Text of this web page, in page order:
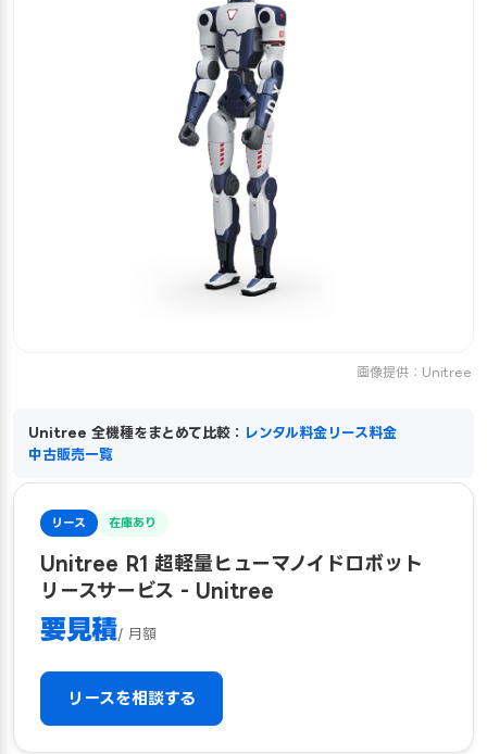
画像提供：Unitree
Unitree 全機種をまとめて比較： レンタル料金 リース料金
中古販売一覧
リース 在庫あり
Unitree R1 超軽量ヒューマノイドロボット
リースサービス - Unitree
要見積/ 月額
リースを相談する